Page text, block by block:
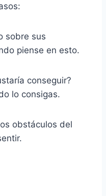
sobre sus
piense en esto.
conseguir?
lo consigas.
obstáculos del